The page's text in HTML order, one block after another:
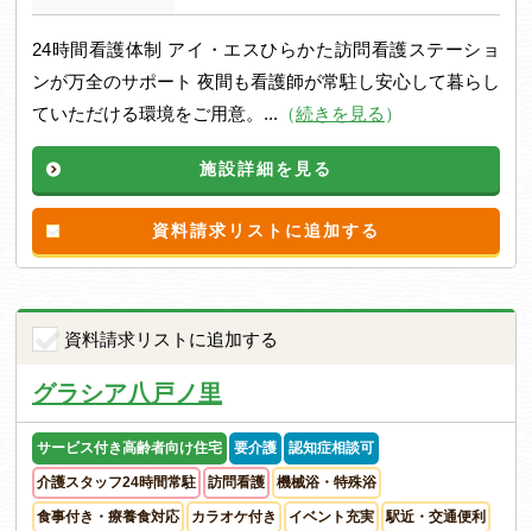
24時間看護体制 アイ・エスひらかた訪問看護ステーショ
ンが万全のサポート 夜間も看護師が常駐し安心して暮らし
ていただける環境をご用意。... （続きを見る ）
施設詳細を見る
資料請求リストに追加する
資料請求リストに追加する
グラシア八戸ノ里
サービス付き高齢者向け住宅 要介護 認知症相談可
介護スタッフ24時間常駐 訪問看護 機械浴・特殊浴
食事付き・療養食対応 カラオケ付き イベント充実 駅近・交通便利